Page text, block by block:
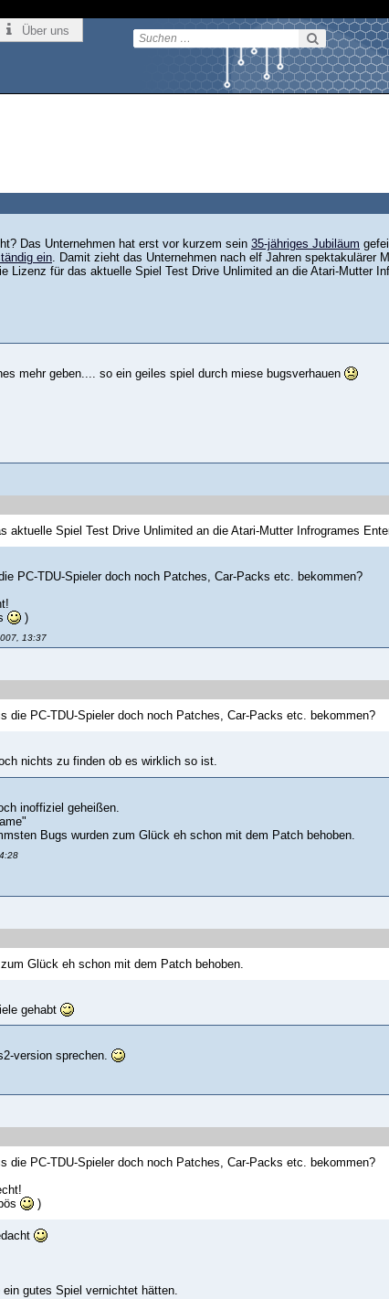
Über uns
Das Unternehmen hat erst vor kurzem sein 35-jähriges Jubiläum
ein . Damit zieht das Unternehmen nach elf Jahren spektakulärer
Lizenz für das aktuelle Spiel Test Drive Unlimited an die Atari-Mutter
mehr geben.... so ein geiles spiel durch miese bugsverhauen
aktuelle Spiel Test Drive Unlimited an die Atari-Mutter Infrogrames
PC-TDU-Spieler doch noch Patches, Car-Packs etc. bekommen?
)
13:37
die PC-TDU-Spieler doch noch Patches, Car-Packs etc. bekommen?
nichts zu finden ob es wirklich so ist.
inoffiziel geheißen.
Bugs wurden zum Glück eh schon mit dem Patch behoben.
Glück eh schon mit dem Patch behoben.
gehabt
version sprechen.
die PC-TDU-Spieler doch noch Patches, Car-Packs etc. bekommen?
)
gutes Spiel vernichtet hätten.